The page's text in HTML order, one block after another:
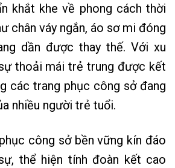
khắt khe về phong cách thời
chân váy ngắn, áo sơ mi đóng
dần được thay thế. Với xu
thoải mái trẻ trung được kết
các trang phục công sở đang
nhiều người trẻ tuổi.
công sở bền vững kín đáo
thể hiện tính đoàn kết cao